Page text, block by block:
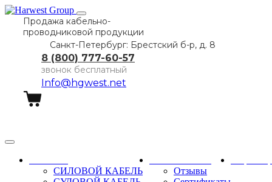
Продажа кабельно-
проводниковой продукции
Санкт-Петербург: Брестский б-р, д. 8
8 (800) 777-60-57
звонок бесплатный
Info@hgwest.net
СИЛОВОЙ КАБЕЛЬ
Отзывы